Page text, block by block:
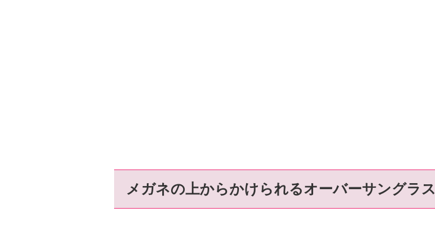
メガネの上からかけられるオーバーサングラス